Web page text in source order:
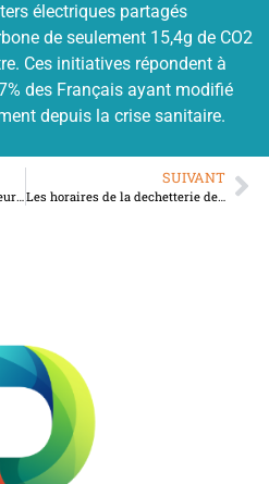
électriques partagés
de seulement 15,4g de CO2
Ces initiatives répondent à
des Français ayant modifié
depuis la crise sanitaire.
Comment choisir un fournisseur d’électricité engagé pour un avenir durable
SUIVANT
Les horaires de la dechetterie de Malesherbes : horaires d’ete et d’hiver pour vos dechets